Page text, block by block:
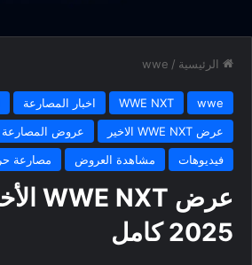
الرئيسية /
wwe
wwe
WWE NXT اخبار المصارعة
عرض WWE NXT الاخير
عروض المصارعة
فيديوهات
مشاهدة العروض مصارعة حرة
2025 كامل